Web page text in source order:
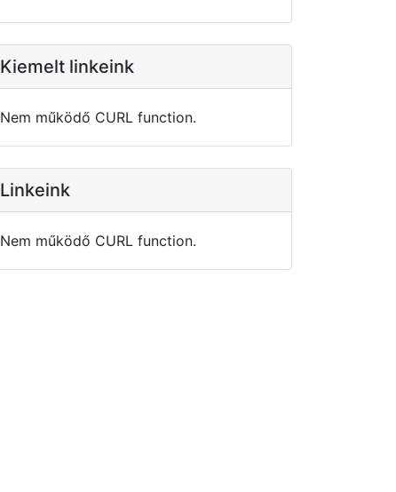
Kiemelt linkeink
Nem működő CURL function.
Linkeink
Nem működő CURL function.